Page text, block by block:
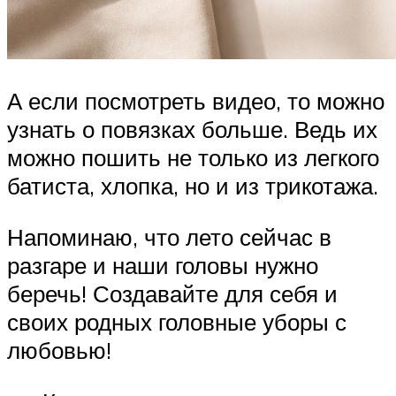
А если посмотреть видео, то можно
узнать о повязках больше. Ведь их
можно пошить не только из легкого
батиста, хлопка, но и из трикотажа.
Напоминаю, что лето сейчас в
разгаре и наши головы нужно
беречь! Создавайте для себя и
своих родных головные уборы с
любовью!